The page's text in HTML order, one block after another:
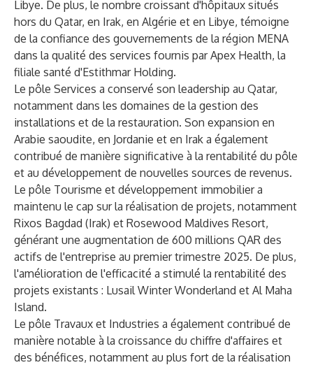
Libye. De plus, le nombre croissant d'hôpitaux situés
hors du Qatar, en Irak, en Algérie et en Libye, témoigne
de la confiance des gouvernements de la région MENA
dans la qualité des services fournis par Apex Health, la
filiale santé d'Estithmar Holding.
Le pôle Services a conservé son leadership au Qatar,
notamment dans les domaines de la gestion des
installations et de la restauration. Son expansion en
Arabie saoudite, en Jordanie et en Irak a également
contribué de manière significative à la rentabilité du pôle
et au développement de nouvelles sources de revenus.
Le pôle Tourisme et développement immobilier a
maintenu le cap sur la réalisation de projets, notamment
Rixos Bagdad (Irak) et Rosewood Maldives Resort,
générant une augmentation de 600 millions QAR des
actifs de l'entreprise au premier trimestre 2025. De plus,
l'amélioration de l'efficacité a stimulé la rentabilité des
projets existants : Lusail Winter Wonderland et Al Maha
Island.
Le pôle Travaux et Industries a également contribué de
manière notable à la croissance du chiffre d'affaires et
des bénéfices, notamment au plus fort de la réalisation